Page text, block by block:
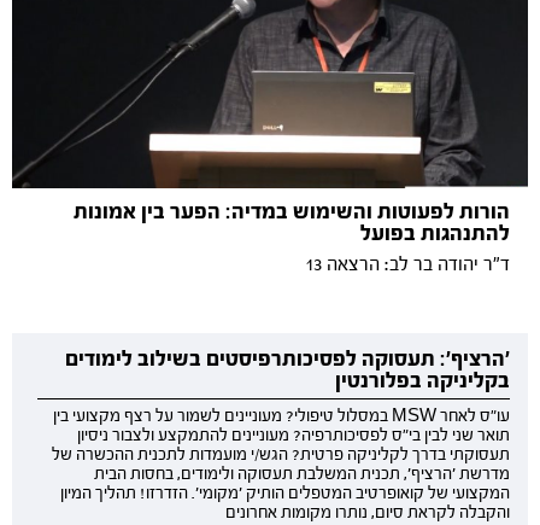
הורות לפעוטות והשימוש במדיה: הפער בין אמונות
להתנהגות בפועל
ד"ר יהודה בר לב: הרצאה 13
'הרציף': תעסוקה לפסיכותרפיסטים בשילוב לימודים
בקליניקה בפלורנטין
עו"ס לאחר MSW במסלול טיפולי? מעוניינים לשמור על רצף מקצועי בין
תואר שני לבין בי"ס לפסיכותרפיה? מעוניינים להתמקצע ולצבור ניסיון
תעסוקתי בדרך לקליניקה פרטית? הגש/י מועמדות לתכנית ההכשרה של
מדרשת 'הרציף', תכנית המשלבת תעסוקה ולימודים, בחסות הבית
המקצועי של קואופרטיב המטפלים הותיק 'מקומי'. הזדרזו! תהליך המיון
והקבלה לקראת סיום, נותרו מקומות אחרונים